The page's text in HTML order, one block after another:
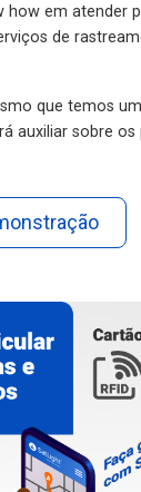
how em atender
de
que temos
auxiliar sobre os